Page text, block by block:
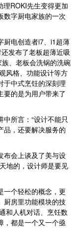
ROKI先生变得更加
数字厨电家族的一次
电创造者i7、i1超薄
发布了老板超薄近吸
、老板会洗锅的洗碗
风格、功能设计等方
于中式烹饪的深刻理
要的是为用户带来了
所言：“设计不能只
品，还要解决服务的
会上谈及了美与设
地的，设计师是要见
个轻松的概念，更
厨房里功能模块的技
和人机对话、烹饪数
，都是一个又一个亟